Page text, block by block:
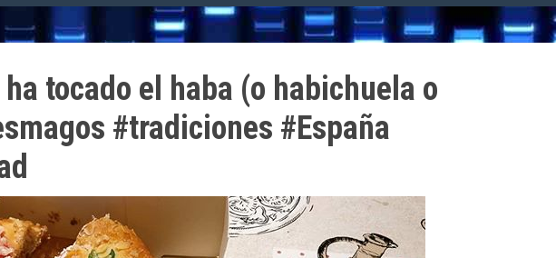
tocado el haba (o habichuela o
#tradiciones #España